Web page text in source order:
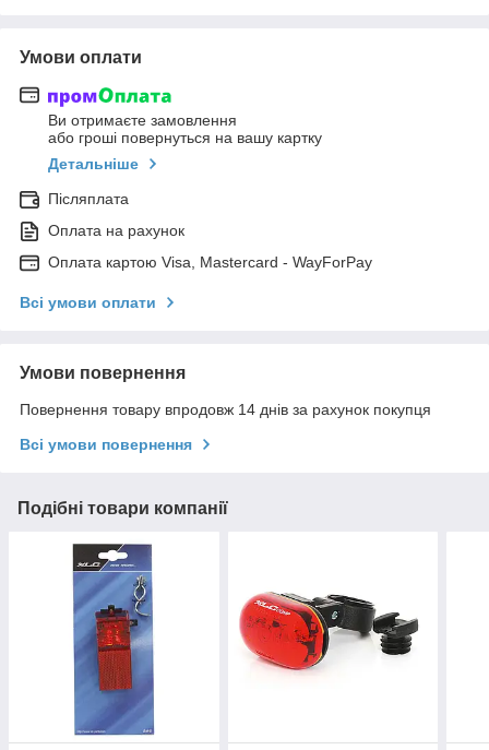
Умови оплати
Ви отримаєте замовлення
або гроші повернуться на вашу картку
Детальніше
Післяплата
Оплата на рахунок
Оплата картою Visa, Mastercard - WayForPay
Всі умови оплати
Умови повернення
Повернення товару впродовж 14 днів за рахунок покупця
Всі умови повернення
Подібні товари компанії